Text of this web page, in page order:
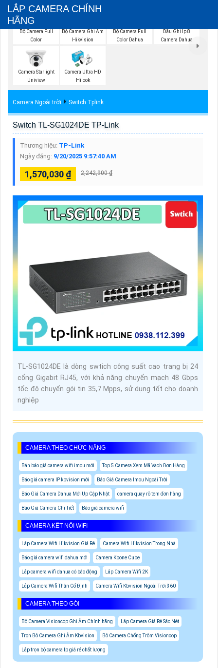
LẮP CAMERA CHÍNH
HÃNG
Bộ Camera Full
Color
Bộ Camera Ghi Âm
Hikvision
Bộ Camera Full
Color Dahua
Đầu Ghi Ip 8
Camera Dahua
Camera Starlight
Uniview
Camera Ultra HD
Hilook
Camera Ngoài trời Switch Tplink
Switch TL-SG1024DE TP-Link
Thương hiệu: TP-Link
Ngày đăng: 9/20/2025 9:57:40 AM
1,570,030 ₫ 2,242,900 ₫
TL-SG1024DE là dòng swtich công suất cao trang bị 24
cổng Gigabit RJ45, với khả năng chuyển mạch 48 Gbps
tốc độ chuyển gói tin 35,7 Mpps, sử dụng tốt cho doanh
nghiệp
CAMERA THEO CHỨC NĂNG
Bản báo giá camera wifi imou mới Top 5 Camera Xem Mã Vạch Đơn Hàng
Báo giá camera IP kbvision mới Báo Giá Camera Imou Ngoài Trời
Báo Giá Camera Dahua Mới Up Cập Nhật camera quay rõ tem đơn hàng
Báo Giá Camera Chi Tiết Báo giá camera wifi
CAMERA KẾT NỐI WIFI
Lắp Camera Wifi Hikvision Giá Rẻ Camera Wifi Hikvision Trong Nhà
Báo giá camera wifi dahua mới Camera Kbone Cube
Lắp camera wifi dahua có báo động Lắp Camera Wifi 2K
Lắp Camera Wifi Thân Cố Định Camera Wifi Kbvision Ngoài Trời 360
CAMERA THEO GÓI
Bộ Camera Visioncop Ghi Âm Chính hãng Lắp Camera Giá Rẻ Sắc Nét
Trọn Bộ Camera Ghi Âm Kbvision Bộ Camera Chống Trộm Visioncop
Lắp trọn bộ camera Ip giá rẻ chất lượng